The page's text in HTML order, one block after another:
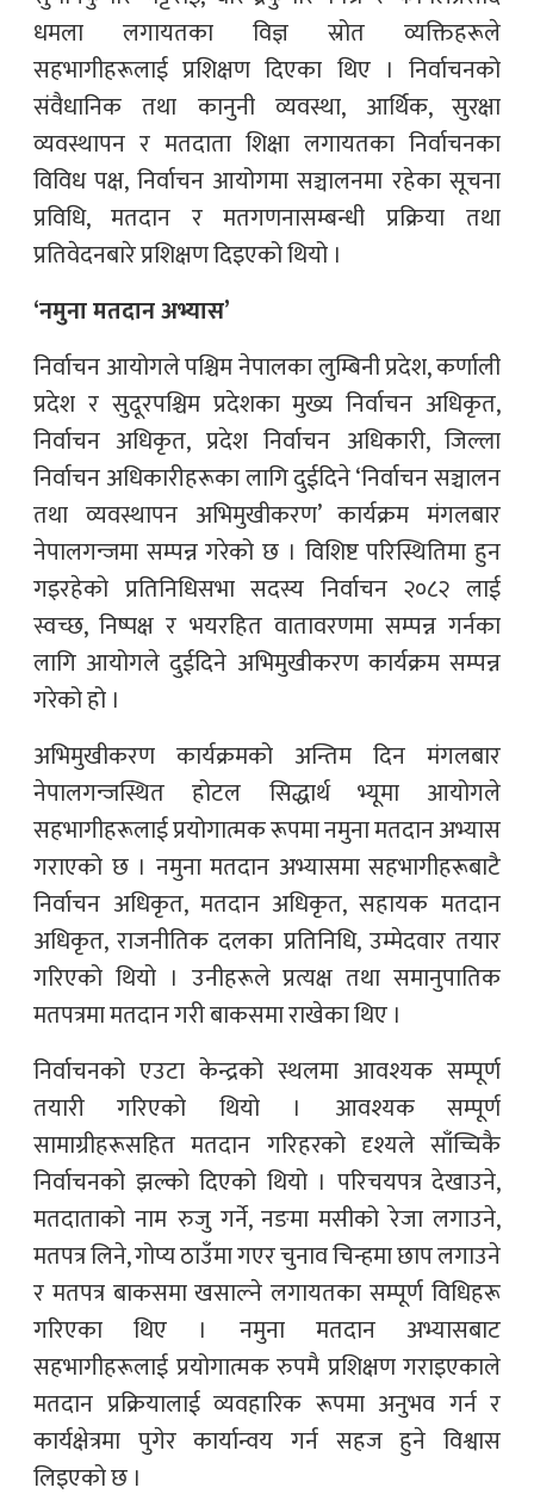
धमला लगायतका विज्ञ स्रोत व्यक्तिहरूले
सहभागीहरूलाई प्रशिक्षण दिएका थिए । निर्वाचनको
संवैधानिक तथा कानुनी व्यवस्था, आर्थिक, सुरक्षा
व्यवस्थापन र मतदाता शिक्षा लगायतका निर्वाचनका
विविध पक्ष, निर्वाचन आयोगमा सञ्चालनमा रहेका सूचना
प्रविधि, मतदान र मतगणनासम्बन्धी प्रक्रिया तथा
प्रतिवेदनबारे प्रशिक्षण दिइएको थियो ।
‘नमुना मतदान अभ्यास’
निर्वाचन आयोगले पश्चिम नेपालका लुम्बिनी प्रदेश, कर्णाली
प्रदेश र सुदूरपश्चिम प्रदेशका मुख्य निर्वाचन अधिकृत,
निर्वाचन अधिकृत, प्रदेश निर्वाचन अधिकारी, जिल्ला
निर्वाचन अधिकारीहरूका लागि दुईदिने ‘निर्वाचन सञ्चालन
तथा व्यवस्थापन अभिमुखीकरण’ कार्यक्रम मंगलबार
नेपालगन्जमा सम्पन्न गरेको छ । विशिष्ट परिस्थितिमा हुन
गइरहेको प्रतिनिधिसभा सदस्य निर्वाचन २०८२ लाई
स्वच्छ, निष्पक्ष र भयरहित वातावरणमा सम्पन्न गर्नका
लागि आयोगले दुईदिने अभिमुखीकरण कार्यक्रम सम्पन्न
गरेको हो ।
अभिमुखीकरण कार्यक्रमको अन्तिम दिन मंगलबार
नेपालगन्जस्थित होटल सिद्धार्थ भ्यूमा आयोगले
सहभागीहरूलाई प्रयोगात्मक रूपमा नमुना मतदान अभ्यास
गराएको छ । नमुना मतदान अभ्यासमा सहभागीहरूबाटै
निर्वाचन अधिकृत, मतदान अधिकृत, सहायक मतदान
अधिकृत, राजनीतिक दलका प्रतिनिधि, उम्मेदवार तयार
गरिएको थियो । उनीहरूले प्रत्यक्ष तथा समानुपातिक
मतपत्रमा मतदान गरी बाकसमा राखेका थिए ।
निर्वाचनको एउटा केन्द्रको स्थलमा आवश्यक सम्पूर्ण
तयारी गरिएको थियो । आवश्यक सम्पूर्ण
सामाग्रीहरूसहित मतदान गरिहरको दृश्यले साँच्चिकै
निर्वाचनको झल्को दिएको थियो । परिचयपत्र देखाउने,
मतदाताको नाम रुजु गर्ने, नङमा मसीको रेजा लगाउने,
मतपत्र लिने, गोप्य ठाउँमा गएर चुनाव चिन्हमा छाप लगाउने
र मतपत्र बाकसमा खसाल्ने लगायतका सम्पूर्ण विधिहरू
गरिएका थिए । नमुना मतदान अभ्यासबाट
सहभागीहरूलाई प्रयोगात्मक रुपमै प्रशिक्षण गराइएकाले
मतदान प्रक्रियालाई व्यवहारिक रूपमा अनुभव गर्न र
कार्यक्षेत्रमा पुगेर कार्यान्वय गर्न सहज हुने विश्वास
लिइएको छ ।